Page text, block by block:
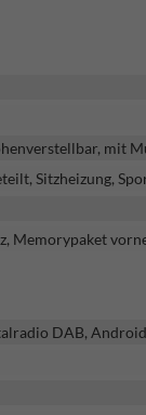
mit
Sitzheizung,
Memorypaket
DAB,